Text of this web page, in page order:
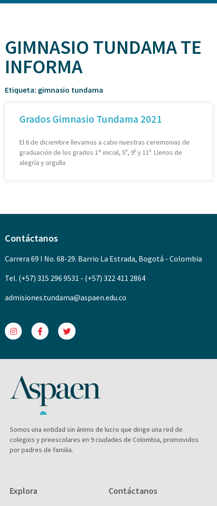
GIMNASIO TUNDAMA TE
INFORMA
Etiqueta: gimnasio tundama
Grados Gimnasio Tundama 2021
El 6 de diciembre llevamos a cabo nuestras ceremonias de
graduación de los grados 1° inicial, 5º, 9º y 11º. Llenos de
alegría y orgullo
Contáctanos
Carrera 69 I No. 68-29. Barrio La Estrada, Bogotá - Colombia
Tel. (+57) 315 296 9531 - (+57) 322 411 2864
admisiones.tundama@aspaen.edu.co
Somos una entidad sin ánimo de lucro que dirige una red de
colegios y preescolares en 9 ciudades de Colombia, promovidos
por padres de familia.
Explora Contáctanos